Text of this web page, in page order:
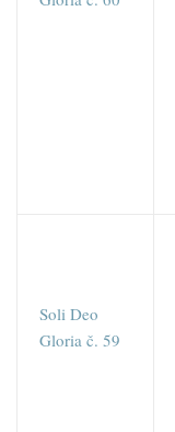
Soli Deo
Gloria č. 59